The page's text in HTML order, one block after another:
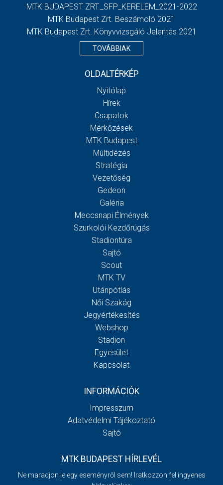
MTK BUDAPEST ZRT._SFP_KERELEM_2021-2022
MTK Budapest Zrt. Beszámoló 2021
MTK Budapest Zrt. Könyvvizsgáló Jelentés 2021
TOVÁBBIAK
OLDALTÉRKÉP
Nyitólap
Hírek
Csapatok
Mérkőzések
MTK Budapest
Múltidézés
Stratégia
Vezetőség
Gedeon
Galéria
Meccsnapi Élmények
Szurkolói Kezdőrúgás
Stadiontúra
Sajtó
Scout
MTK TV
Utánpótlás
Női Szakág
Jegyértékesítés
Webshop
Stadion
Egyesület
Kapcsolat
INFORMÁCIÓK
Impresszum
Adatvédelmi Tájékoztató
Sajtó
MTK BUDAPEST HÍRLEVÉL
Ne maradjon le egy eseményről sem! Iratkozzon fel ingyenes